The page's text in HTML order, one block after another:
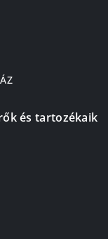
és tartozékaik